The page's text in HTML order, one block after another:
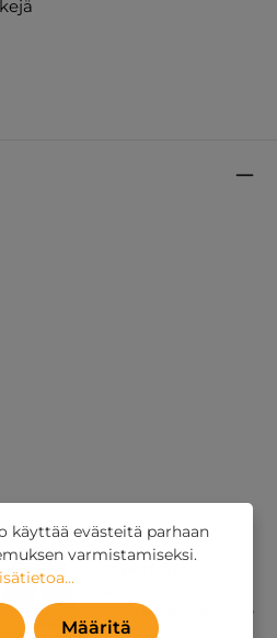
käyttää evästeitä parhaan
varmistamiseksi.
Määritä